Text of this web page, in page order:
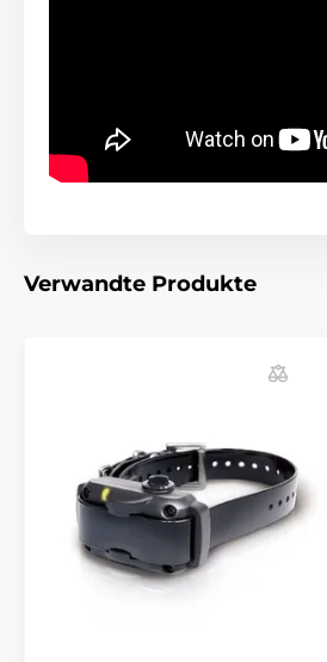
hochwertiges
Gewicht und
Num Axes Iki Pulse
Halsband, das
Es ist 6,6 cm breit,
und wiegt inklusive Batterie 88 g.
Verwandte Produkte